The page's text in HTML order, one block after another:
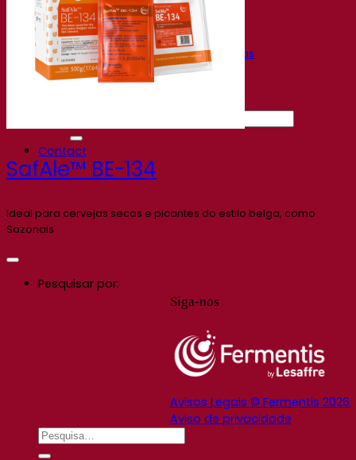
Gravações de webinars
Recursos
Centro de conhecimento
Percepções de especialistas
Documentations
Fermentis app
Contact
SafAle™ BE-134
Ideal para cervejas secas e picantes do estilo belga, como
Sazonais
Siga-nos
Avisos Legais © Fermentis 2026
Aviso de privacidade
Pesquisar por: